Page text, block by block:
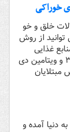
خوراکی
خلق و خو
از روش
غذایی
حاوی ویتامین ب و اسید چرب امگا ۳ و ویتامین دی
دنیا آمده‌ و